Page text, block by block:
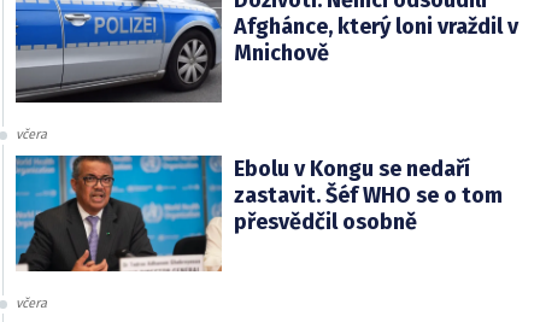
Afghánce, který loni vraždil v
Mnichově
včera
Ebolu v Kongu se nedaří
zastavit. Šéf WHO se o tom
přesvědčil osobně
včera